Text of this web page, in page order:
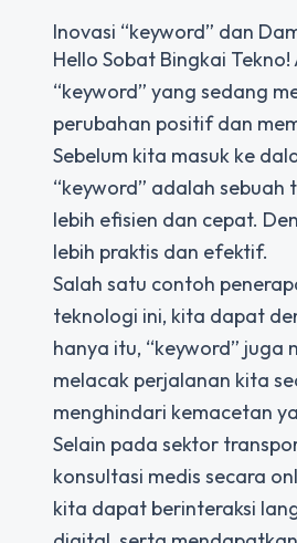
Inovasi “keyword” dan
Hello Sobat Bingkai
“keyword” yang sedang
perubahan positif dan
Sebelum kita masuk ke
“keyword” adalah
lebih efisien dan cepat.
lebih praktis dan efektif.
Salah satu contoh
teknologi ini, kita dapat
hanya itu, “keyword”
melacak perjalanan kita
menghindari kemacetan
Selain pada sektor
konsultasi medis secara
kita dapat berinteraksi